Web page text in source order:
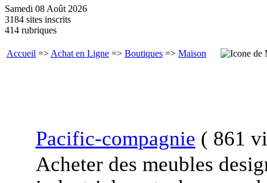
Samedi 08 Août 2026
3184 sites inscrits
414 rubriques
Accueil => Achat en Ligne => Boutiques => Maison
Pacific-compagnie ( 861
Acheter des meubles